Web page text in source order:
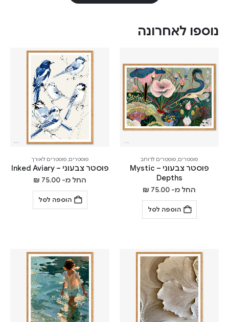
נוספו לאחרונה
פוסטרים,פוסטרים לרוחב
פוסטר צבעוני – Mystic
Depths
החל מ- ₪ 75.00
הוספה לסל
פוסטרים,פוסטרים לאורך
פוסטר צבעוני – Inked Aviary
החל מ- ₪ 75.00
הוספה לסל